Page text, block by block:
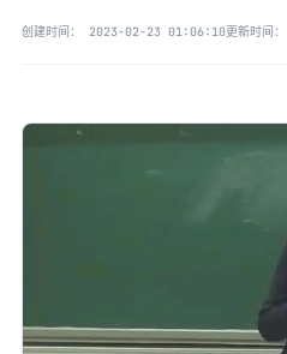
创建时间： 2023-02-23 01:06:10更新时间：